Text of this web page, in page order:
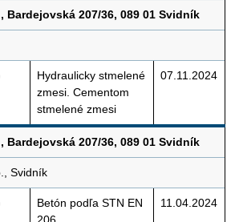
Bardejovská 207/36, 089 01 Svidník
Hydraulicky stmelené
zmesi. Cementom
stmelené zmesi
07.11.2024
Bardejovská 207/36, 089 01 Svidník
Svidník
Betón podľa STN EN
11.04.2024